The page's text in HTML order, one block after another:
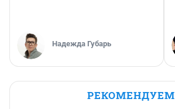
Надежда Губарь
РЕКОМЕНДУЕМ